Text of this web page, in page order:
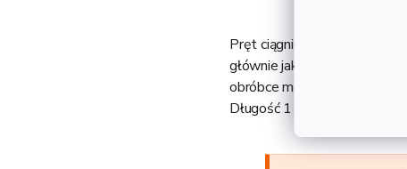
Pręt ciągniony fi 16 (S355),
głównie jako część maszyn
obróbce metali czy w
Długość 1 m odpowiada